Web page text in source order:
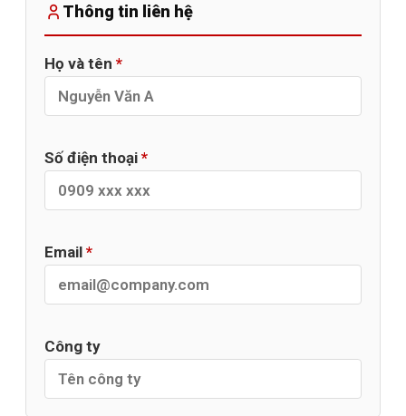
Thông tin liên hệ
Họ và tên *
Số điện thoại *
Email *
Công ty